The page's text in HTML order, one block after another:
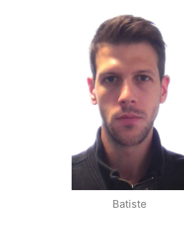
Champion de
Paris assaut
Finaliste
Critérium combat
Batiste